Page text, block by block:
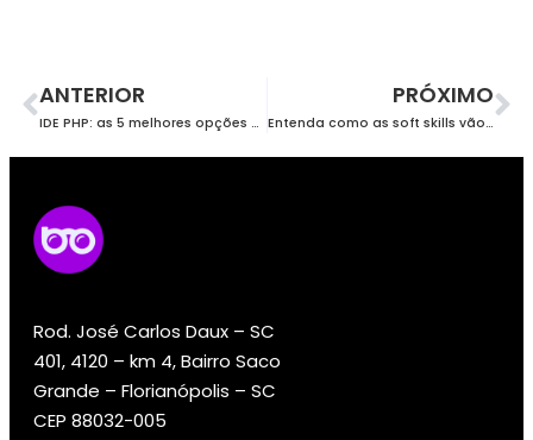
ANTERIOR
IDE PHP: as 5 melhores opções do mercado
PRÓXIMO
Entenda como as soft skills vão melhorar o seu código!
Rod. José Carlos Daux – SC
401, 4120 – km 4, Bairro Saco
Grande – Florianópolis – SC
CEP 88032-005